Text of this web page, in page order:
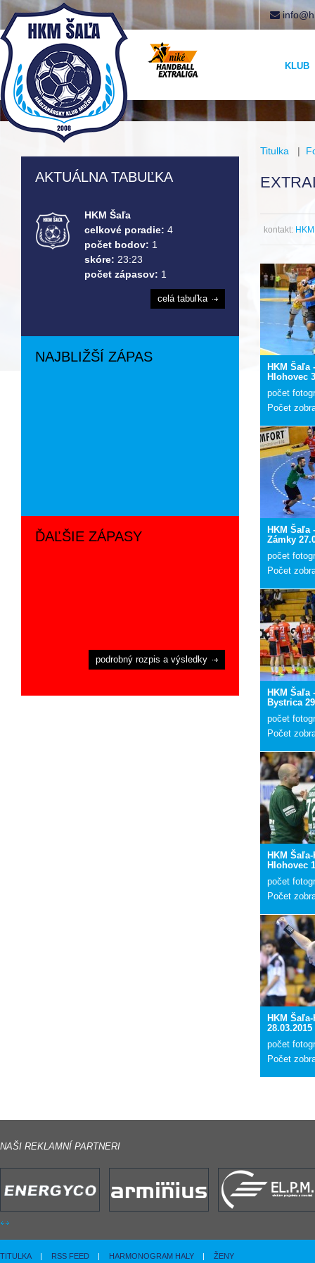
KLUB
Titulka |
kontakt:
HKM Šaľa
Hlohovec
počet
Počet
HKM Šaľa
Zámky
počet
Počet
HKM Šaľa
Bystrica
počet
Počet
HKM
Hlohovec
počet
Počet
HKM
28.03.2015
počet
Počet
AKTUÁLNA TABUĽKA
HKM Šaľa
celkové poradie: 4
počet bodov: 1
skóre: 23:23
počet zápasov: 1
celá tabuľka
NAJBLIŽŠÍ ZÁPAS
ĎAĽŠIE ZÁPASY
podrobný rozpis a výsledky
NAŠI REKLAMNÍ PARTNERI
TITULKA | RSS FEED | HARMONOGRAM HALY | ŽENY